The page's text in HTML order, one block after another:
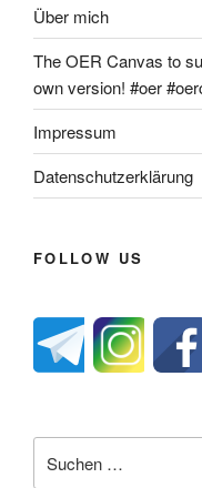
Über mich
The OER Canvas to
own version! #oer
Impressum
Datenschutzerklärung
FOLLOW US
nach: